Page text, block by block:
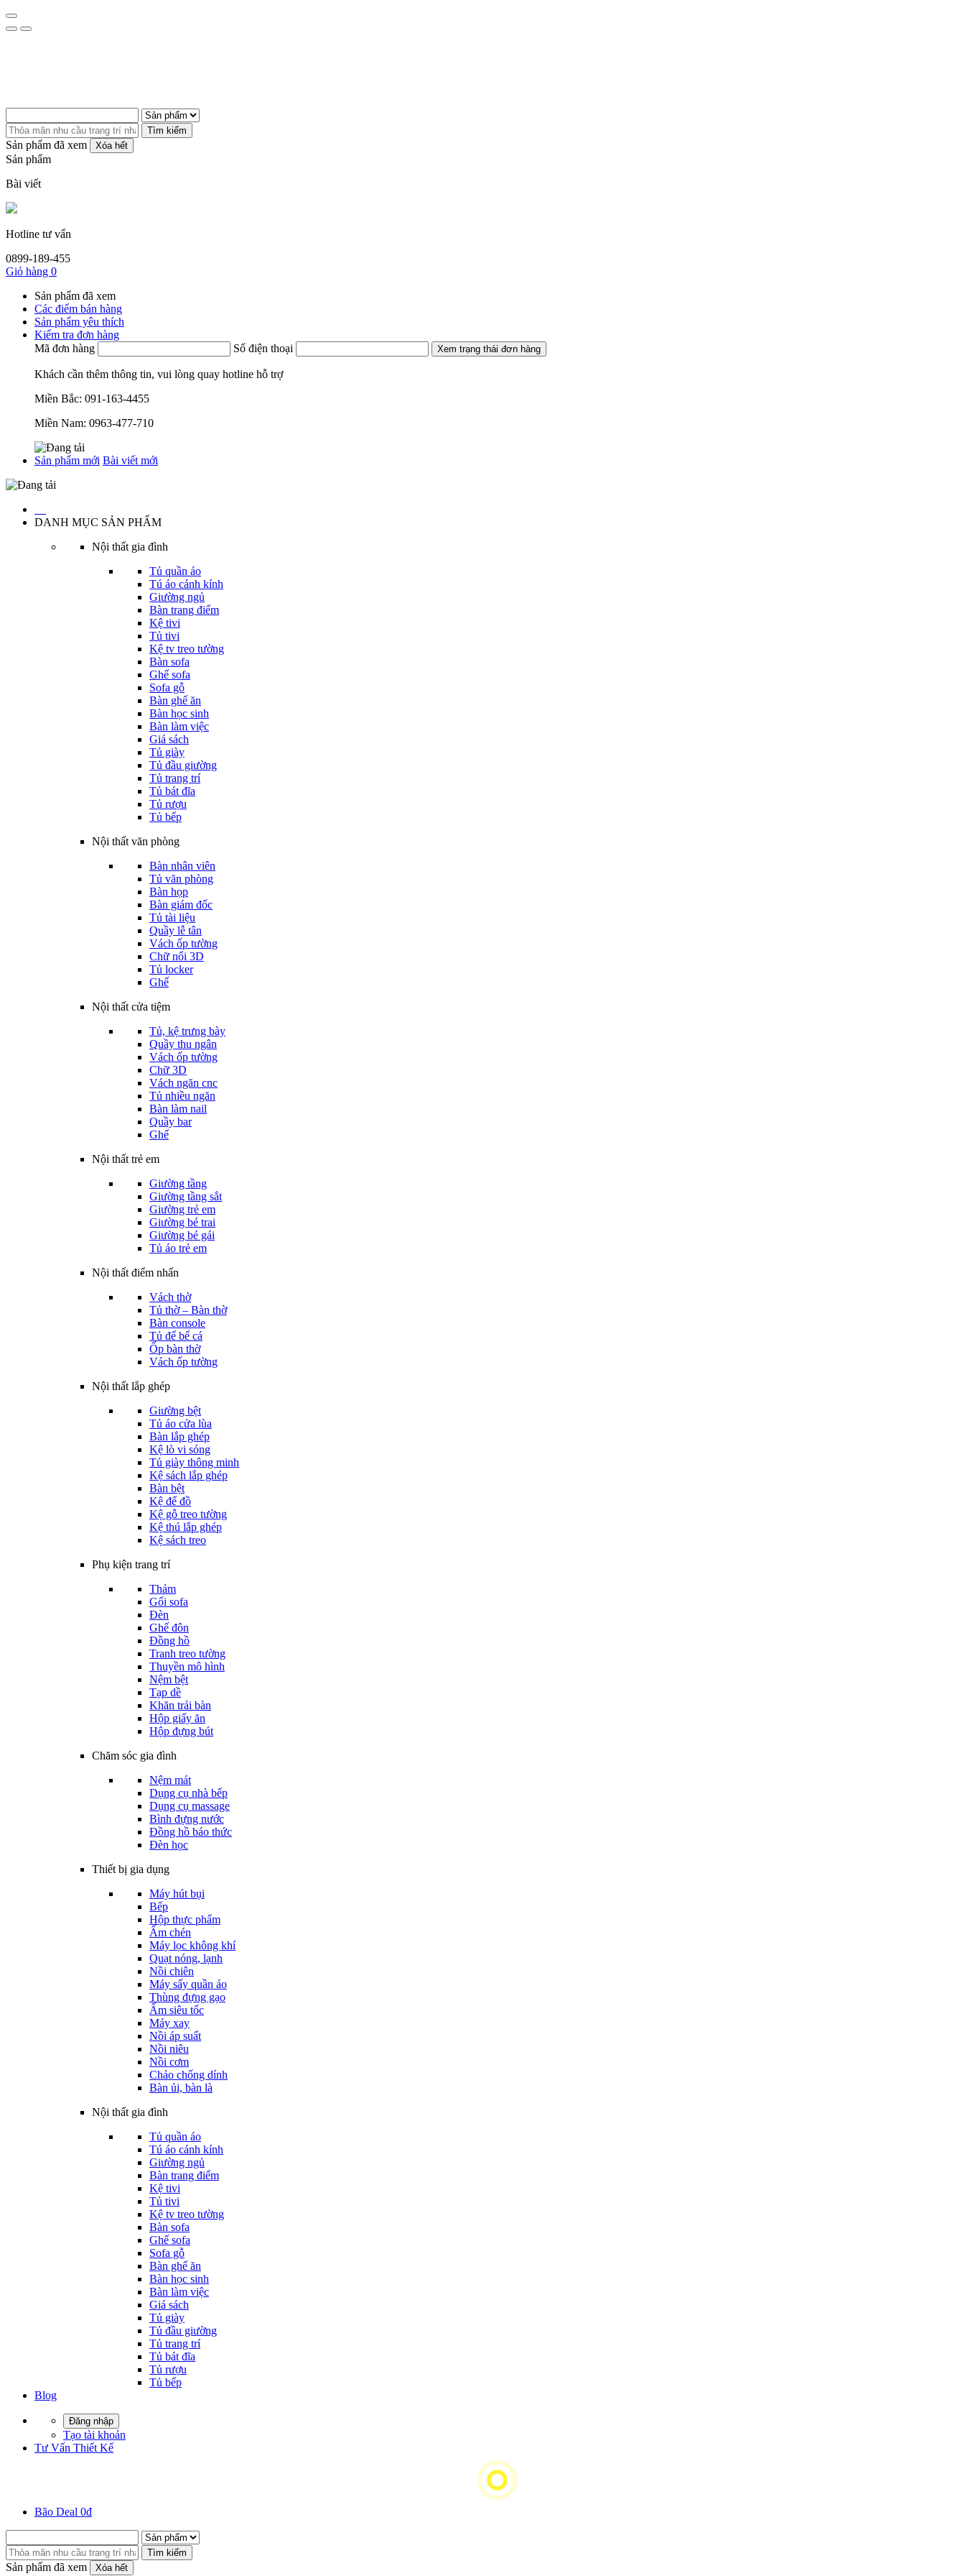
Tìm kiếm
Sản phẩm đã xem Xóa hết
Sản phẩm
Bài viết
Hotline tư vấn
0899-189-455
Giỏ hàng 0
Sản phẩm đã xem
Các điểm bán hàng
Sản phẩm yêu thích
Kiểm tra đơn hàng
Mã đơn hàng
Số điện thoại Xem trạng thái đơn hàng
Khách cần thêm thông tin, vui lòng quay hotline hỗ trợ
Miền Bắc: 091-163-4455
Miền Nam: 0963-477-710
Sản phẩm mới Bài viết mới
DANH MỤC SẢN PHẨM
Nội thất gia đình
Tủ quần áo
Tú áo cánh kính
Giường ngủ
Bàn trang điểm
Kệ tivi
Tủ tivi
Kệ tv treo tường
Bàn sofa
Ghế sofa
Sofa gỗ
Bàn ghế ăn
Bàn học sinh
Bàn làm việc
Giá sách
Tủ giày
Tủ đầu giường
Tủ trang trí
Tủ bát đĩa
Tủ rượu
Tủ bếp
Nội thất văn phòng
Bàn nhân viên
Tủ văn phòng
Bàn họp
Bàn giám đốc
Tủ tài liệu
Quầy lễ tân
Vách ốp tường
Chữ nổi 3D
Tủ locker
Ghế
Nội thất cửa tiệm
Tủ, kệ trưng bày
Quầy thu ngân
Vách ốp tường
Chữ 3D
Vách ngăn cnc
Tủ nhiều ngăn
Bàn làm nail
Quầy bar
Ghế
Nội thất trẻ em
Giường tầng
Giường tầng sắt
Giường trẻ em
Giường bé trai
Giường bé gái
Tủ áo trẻ em
Nội thất điểm nhấn
Vách thờ
Tủ thờ – Bàn thờ
Bàn console
Tủ để bể cá
Ốp bàn thờ
Vách ốp tường
Nội thất lắp ghép
Giường bệt
Tủ áo cửa lùa
Bàn lắp ghép
Kệ lò vi sóng
Tủ giày thông minh
Kệ sách lắp ghép
Bàn bệt
Kệ để đồ
Kệ gỗ treo tường
Kệ thú lắp ghép
Kệ sách treo
Phụ kiện trang trí
Thảm
Gối sofa
Đèn
Ghế đôn
Đồng hồ
Tranh treo tường
Thuyền mô hình
Nệm bệt
Tạp dề
Khăn trải bàn
Hộp giấy ăn
Hộp đựng bút
Chăm sóc gia đình
Nệm mát
Dụng cụ nhà bếp
Dụng cụ massage
Bình đựng nước
Đồng hồ báo thức
Đèn học
Thiết bị gia dụng
Máy hút bụi
Bếp
Hộp thực phẩm
Ấm chén
Máy lọc không khí
Quạt nóng, lạnh
Nồi chiên
Máy sấy quần áo
Thùng đựng gạo
Ấm siêu tốc
Máy xay
Nồi áp suất
Nồi niêu
Nồi cơm
Chảo chống dính
Bàn ủi, bàn là
Nội thất gia đình
Tủ quần áo
Tú áo cánh kính
Giường ngủ
Bàn trang điểm
Kệ tivi
Tủ tivi
Kệ tv treo tường
Bàn sofa
Ghế sofa
Sofa gỗ
Bàn ghế ăn
Bàn học sinh
Bàn làm việc
Giá sách
Tủ giày
Tủ đầu giường
Tủ trang trí
Tủ bát đĩa
Tủ rượu
Tủ bếp
Blog
Đăng nhập
Tạo tài khoản
Tư Vấn Thiết Kế
Bão Deal 0đ
Tìm kiếm
Sản phẩm đã xem Xóa hết